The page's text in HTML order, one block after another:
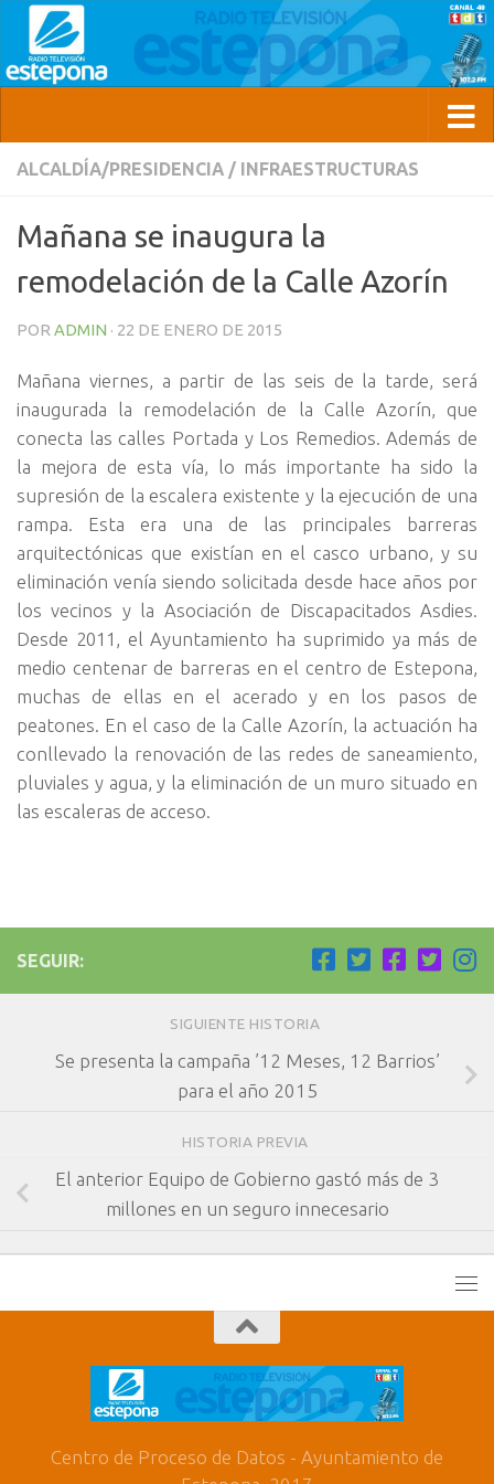
ALCALDÍA/PRESIDENCIA / INFRAESTRUCTURAS
Mañana se inaugura la
remodelación de la Calle Azorín
POR ADMIN · 22 DE ENERO DE 2015
Mañana viernes, a partir de las seis de la tarde, será
inaugurada la remodelación de la Calle Azorín, que
conecta las calles Portada y Los Remedios. Además de
la mejora de esta vía, lo más importante ha sido la
supresión de la escalera existente y la ejecución de una
rampa. Esta era una de las principales barreras
arquitectónicas que existían en el casco urbano, y su
eliminación venía siendo solicitada desde hace años por
los vecinos y la Asociación de Discapacitados Asdies.
Desde 2011, el Ayuntamiento ha suprimido ya más de
medio centenar de barreras en el centro de Estepona,
muchas de ellas en el acerado y en los pasos de
peatones. En el caso de la Calle Azorín, la actuación ha
conllevado la renovación de las redes de saneamiento,
pluviales y agua, y la eliminación de un muro situado en
las escaleras de acceso.
SEGUIR:
SIGUIENTE HISTORIA
Se presenta la campaña ’12 Meses, 12 Barrios’
para el año 2015
HISTORIA PREVIA
El anterior Equipo de Gobierno gastó más de 3
millones en un seguro innecesario
Centro de Proceso de Datos - Ayuntamiento de